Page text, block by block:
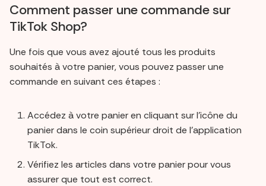
Comment passer une commande sur
TikTok Shop?
Une fois que vous avez ajouté tous les produits
souhaités à votre panier, vous pouvez passer une
commande en suivant ces étapes :
Accédez à votre panier en cliquant sur l'icône du
panier dans le coin supérieur droit de l'application
TikTok.
Vérifiez les articles dans votre panier pour vous
assurer que tout est correct.